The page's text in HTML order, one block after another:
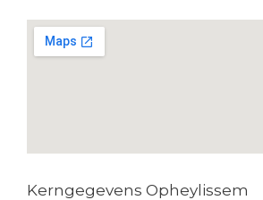
Kerngegevens Opheylissem